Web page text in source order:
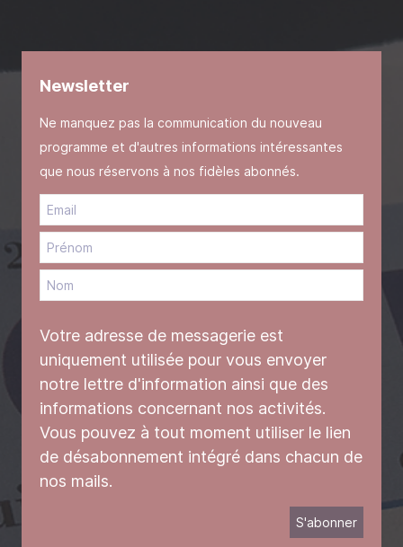
Newsletter
Ne manquez pas la communication du nouveau
programme et d'autres informations intéressantes
que nous réservons à nos fidèles abonnés.
Votre adresse de messagerie est
uniquement utilisée pour vous envoyer
notre lettre d'information ainsi que des
informations concernant nos activités.
Vous pouvez à tout moment utiliser le lien
de désabonnement intégré dans chacun de
nos mails.